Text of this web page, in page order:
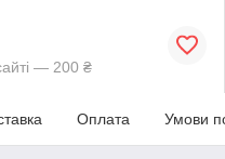
— 200 ₴
Оплата Умови